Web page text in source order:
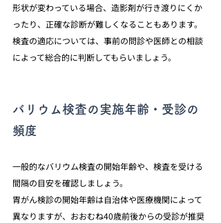
形状が変わっている場合、造影剤が行き渡りにくか
ったり、正確な診断が難しくなることもあります。
検査の適応については、事前の問診や医師との相談
によって総合的に判断してもらいましょう。
バリウム検査の実施年齢・受診の
頻度
一般的なバリウム検査の開始年齢や、検査を受ける
間隔の目安を確認しましょう。
胃がん検診の開始年齢は自治体や医療機関によって
異なりますが、おおむね40歳前後からの受診が推奨